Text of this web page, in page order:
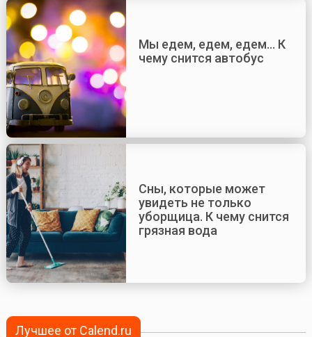
Мы едем, едем, едем… К
чему снится автобус
Сны, которые может
увидеть не только
уборщица. К чему снится
грязная вода
Лучшее от Calend.ru